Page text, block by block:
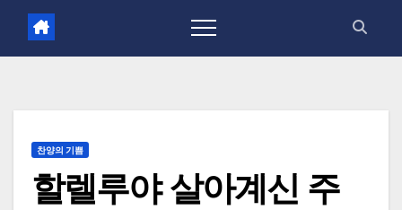
찬양의 기쁨
할렐루야 살아계신 주